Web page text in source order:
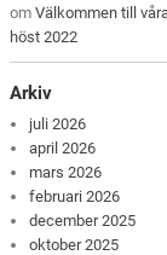
omVälkommen till
höst 2022
Arkiv
juli 2026
april 2026
mars 2026
februari 2026
december 2025
oktober 2025